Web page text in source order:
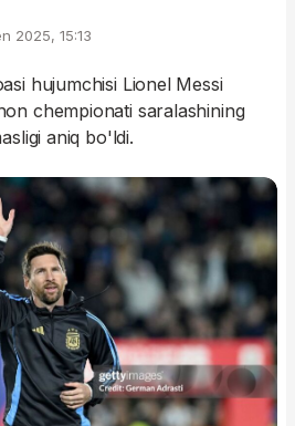
2025, 15:13
hujumchisi Lionel Messi
chempionati saralashining
aniq bo'ldi.